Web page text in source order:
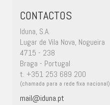
CONTACTOS
Iduna, S.A.
Lugar de Vila Nova, Nogueira
4715 - 238
Braga - Portugal
t. +351 253 689 200
(chamada para a rede fixa nacional)
mail@iduna.pt